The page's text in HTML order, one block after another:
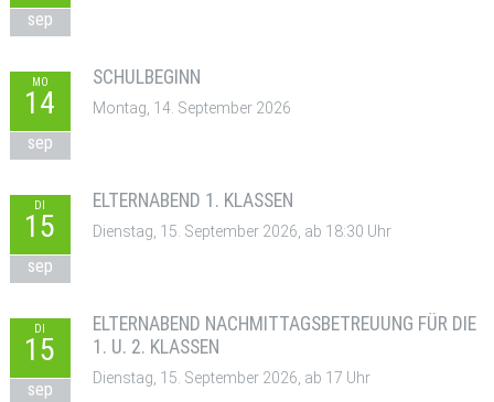
sep
MO
14
sep
SCHULBEGINN
Montag, 14. September 2026
DI
15
sep
ELTERNABEND 1. KLASSEN
Dienstag, 15. September 2026, ab 18:30 Uhr
DI
15
sep
ELTERNABEND NACHMITTAGSBETREUUNG FÜR DIE
1. U. 2. KLASSEN
Dienstag, 15. September 2026, ab 17 Uhr